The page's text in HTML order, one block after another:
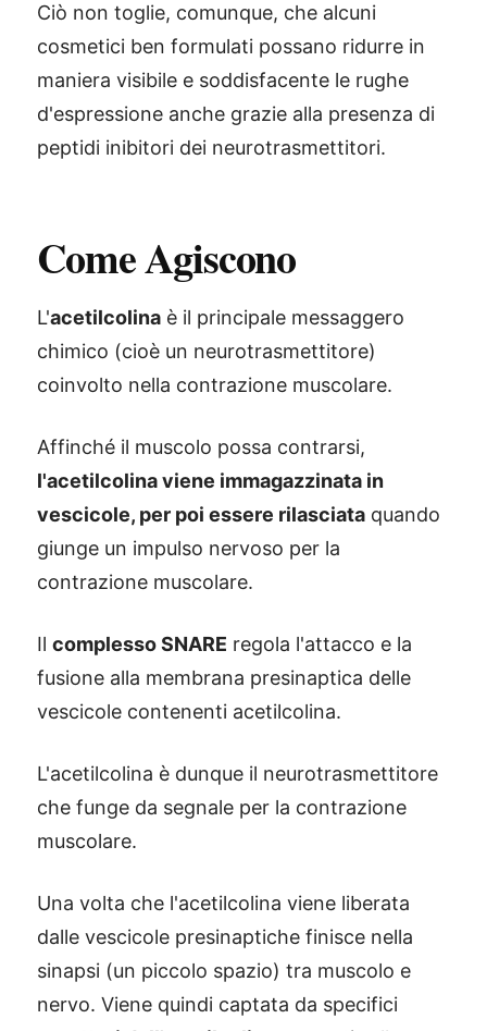
Ciò non toglie, comunque, che alcuni
cosmetici ben formulati possano ridurre in
maniera visibile e soddisfacente le rughe
d'espressione anche grazie alla presenza di
peptidi inibitori dei neurotrasmettitori.
Come Agiscono
L'acetilcolina è il principale messaggero
chimico (cioè un neurotrasmettitore)
coinvolto nella contrazione muscolare.
Affinché il muscolo possa contrarsi,
l'acetilcolina viene immagazzinata in
vescicole, per poi essere rilasciata quando
giunge un impulso nervoso per la
contrazione muscolare.
Il complesso SNARE regola l'attacco e la
fusione alla membrana presinaptica delle
vescicole contenenti acetilcolina.
L'acetilcolina è dunque il neurotrasmettitore
che funge da segnale per la contrazione
muscolare.
Una volta che l'acetilcolina viene liberata
dalle vescicole presinaptiche finisce nella
sinapsi (un piccolo spazio) tra muscolo e
nervo. Viene quindi captata da specifici